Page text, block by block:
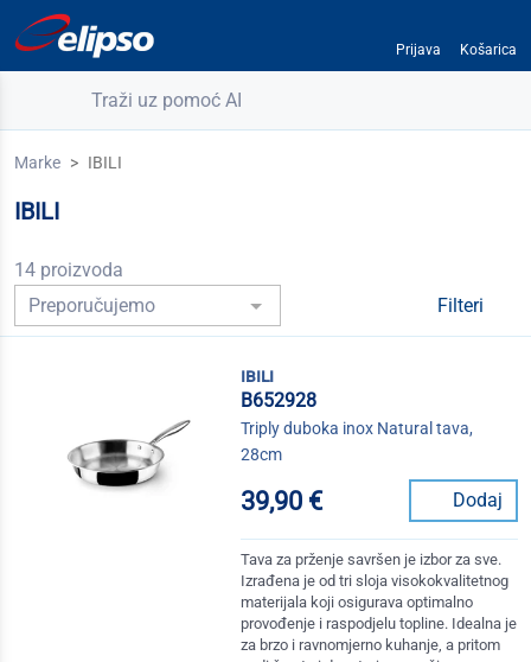
Prijava Košarica
Traži uz pomoć AI
Marke IBILI
IBILI
14 proizvoda
Filteri
ibili
B652928
Triply duboka inox Natural tava,
28cm
39,90 € Dodaj
Tava za prženje savršen je izbor za sve.
Izrađena je od tri sloja visokokvalitetnog
materijala koji osigurava optimalno
provođenje i raspodjelu topline. Idealna je
za brzo i ravnomjerno kuhanje, a pritom